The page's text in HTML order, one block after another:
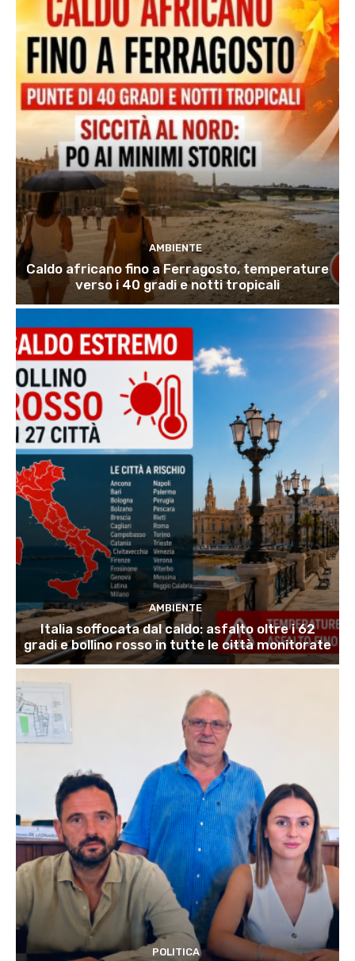
AMBIENTE
Caldo africano fino a Ferragosto, temperature
verso i 40 gradi e notti tropicali
AMBIENTE
Italia soffocata dal caldo: asfalto oltre i 62
gradi e bollino rosso in tutte le città monitorate
POLITICA